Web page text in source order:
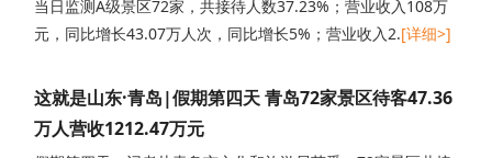
当日监测A级景区72家，共接待人数37.23%；营业收入108万
元，同比增长43.07万人次，同比增长5%；营业收入2.[详细>]
这就是山东·青岛|假期第四天 青岛72家景区待客47.36
万人营收1212.47万元